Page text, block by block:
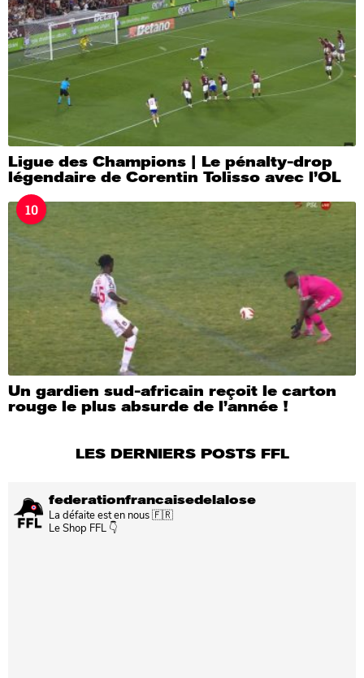
Ligue des Champions | Le pénalty-drop
légendaire de Corentin Tolisso avec l’OL
10
Un gardien sud-africain reçoit le carton
rouge le plus absurde de l’année !
LES DERNIERS POSTS FFL
federationfrancaisedelalose
La défaite est en nous 🇫🇷
Le Shop FFL 👇